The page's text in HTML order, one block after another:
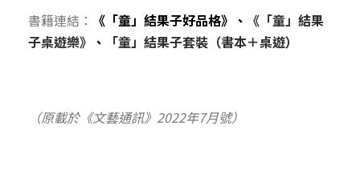
書籍連結： 《「童」結果子好品格》 、 《「童」結果
子桌遊樂》 、 「童」結果子套裝（書本＋桌遊）
（原載於《文藝通訊》 2022年7月號）